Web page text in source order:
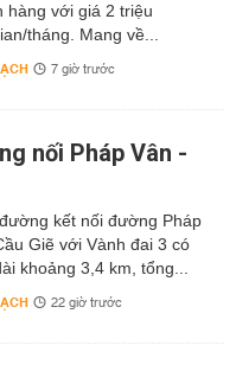
hàng với giá 2 triệu
tháng. Mang về...
7 giờ trước
nối Pháp Vân -
kết nối đường Pháp
Giẽ với Vành đai 3 có
khoảng 3,4 km, tổng...
22 giờ trước